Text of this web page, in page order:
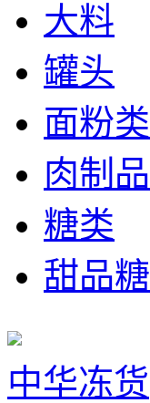
大料
罐头
面粉类
肉制品
糖类
甜品糖
中华冻货